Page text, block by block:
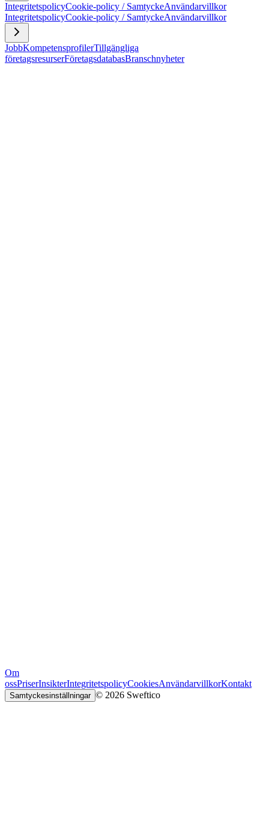
IntegritetspolicyCookie-policy / SamtyckeAnvändarvillkor
IntegritetspolicyCookie-policy / SamtyckeAnvändarvillkor
JobbKompetensprofilerTillgängliga
företagsresurserFöretagsdatabasBranschnyheter
Om
ossPriserInsikterIntegritetspolicyCookiesAnvändarvillkorKontakt
Samtyckesinställningar © 2026 Sweftico